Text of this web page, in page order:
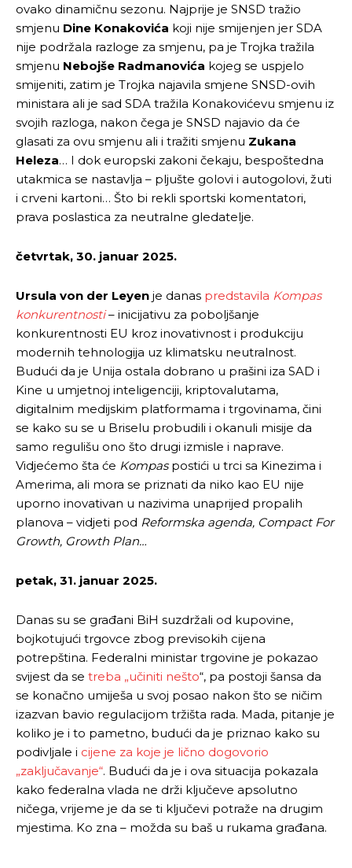
ovako dinamičnu sezonu. Najprije je SNSD tražio
smjenu Dine Konakovića koji nije smijenjen jer SDA
nije podržala razloge za smjenu, pa je Trojka tražila
smjenu Nebojše Radmanovića kojeg se uspjelo
smijeniti, zatim je Trojka najavila smjene SNSD-ovih
ministara ali je sad SDA tražila Konakovićevu smjenu iz
svojih razloga, nakon čega je SNSD najavio da će
glasati za ovu smjenu ali i tražiti smjenu Zukana
Heleza… I dok europski zakoni čekaju, bespoštedna
utakmica se nastavlja – pljušte golovi i autogolovi, žuti
i crveni kartoni… Što bi rekli sportski komentatori,
prava poslastica za neutralne gledatelje.
četvrtak, 30. januar 2025.
Ursula von der Leyen je danas predstavila Kompas
konkurentnosti– inicijativu za poboljšanje
konkurentnosti EU kroz inovativnost i produkciju
modernih tehnologija uz klimatsku neutralnost.
Budući da je Unija ostala dobrano u prašini iza SAD i
Kine u umjetnoj inteligenciji, kriptovalutama,
digitalnim medijskim platformama i trgovinama, čini
se kako su se u Briselu probudili i okanuli misije da
samo regulišu ono što drugi izmisle i naprave.
Vidjećemo šta će Kompaspostići u trci sa Kinezima i
Amerima, ali mora se priznati da niko kao EU nije
uporno inovativan u nazivima unaprijed propalih
planova – vidjeti pod Reformska agenda, Compact For
Growth, Growth Plan…
petak, 31. januar 2025.
Danas su se građani BiH suzdržali od kupovine,
bojkotujući trgovce zbog previsokih cijena
potrepština. Federalni ministar trgovine je pokazao
svijest da se treba „učiniti nešto“, pa postoji šansa da
se konačno umiješa u svoj posao nakon što se ničim
izazvan bavio regulacijom tržišta rada. Mada, pitanje je
koliko je i to pametno, budući da je priznao kako su
podivljale i cijene za koje je lično dogovorio
„zaključavanje“. Budući da je i ova situacija pokazala
kako federalna vlada ne drži ključeve apsolutno
ničega, vrijeme je da se ti ključevi potraže na drugim
mjestima. Ko zna – možda su baš u rukama građana.